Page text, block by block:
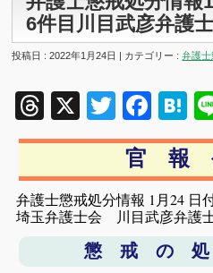
6件目川目武彦弁護士
投稿日 : 2022年1月24日 | カテゴリー :弁護
Threads
X Twitter
官 報
弁護士懲戒処分情報 1月24 日
埼玉弁護士会 川目武彦弁護
懲 戒 の